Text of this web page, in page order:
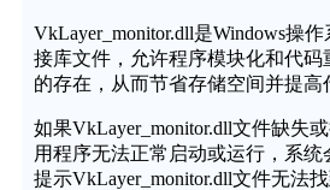
VkLayer_monitor.dll是Windows操
接库文件，允许程序模块化和代码
的存在，从而节省存储空间并提高
如果VkLayer_monitor.dll文件缺失
用程序无法正常启动或运行，系统
提示VkLayer_monitor.dll文件无法